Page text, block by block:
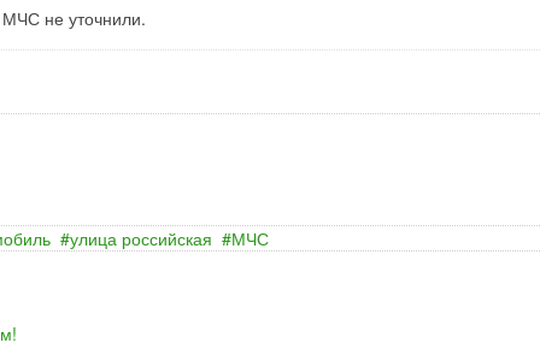
МЧС не уточнили.
улица российская МЧС